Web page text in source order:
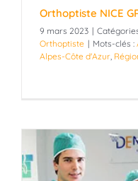
Orthoptiste NICE
9 mars 2023 |
Orthoptiste | Mots-clés :
Alpes-Côte d'Azur,